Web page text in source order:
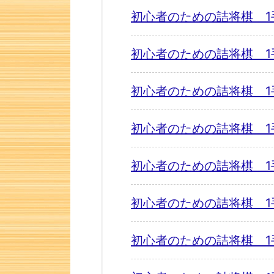
初心者のための詰将棋
初心者のための詰将棋
初心者のための詰将棋
初心者のための詰将棋
初心者のための詰将棋
初心者のための詰将棋
初心者のための詰将棋